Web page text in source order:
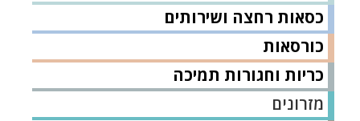
כסאות רחצה ושירותים
כורסאות
כריות וחגורות תמיכה
מזרונים